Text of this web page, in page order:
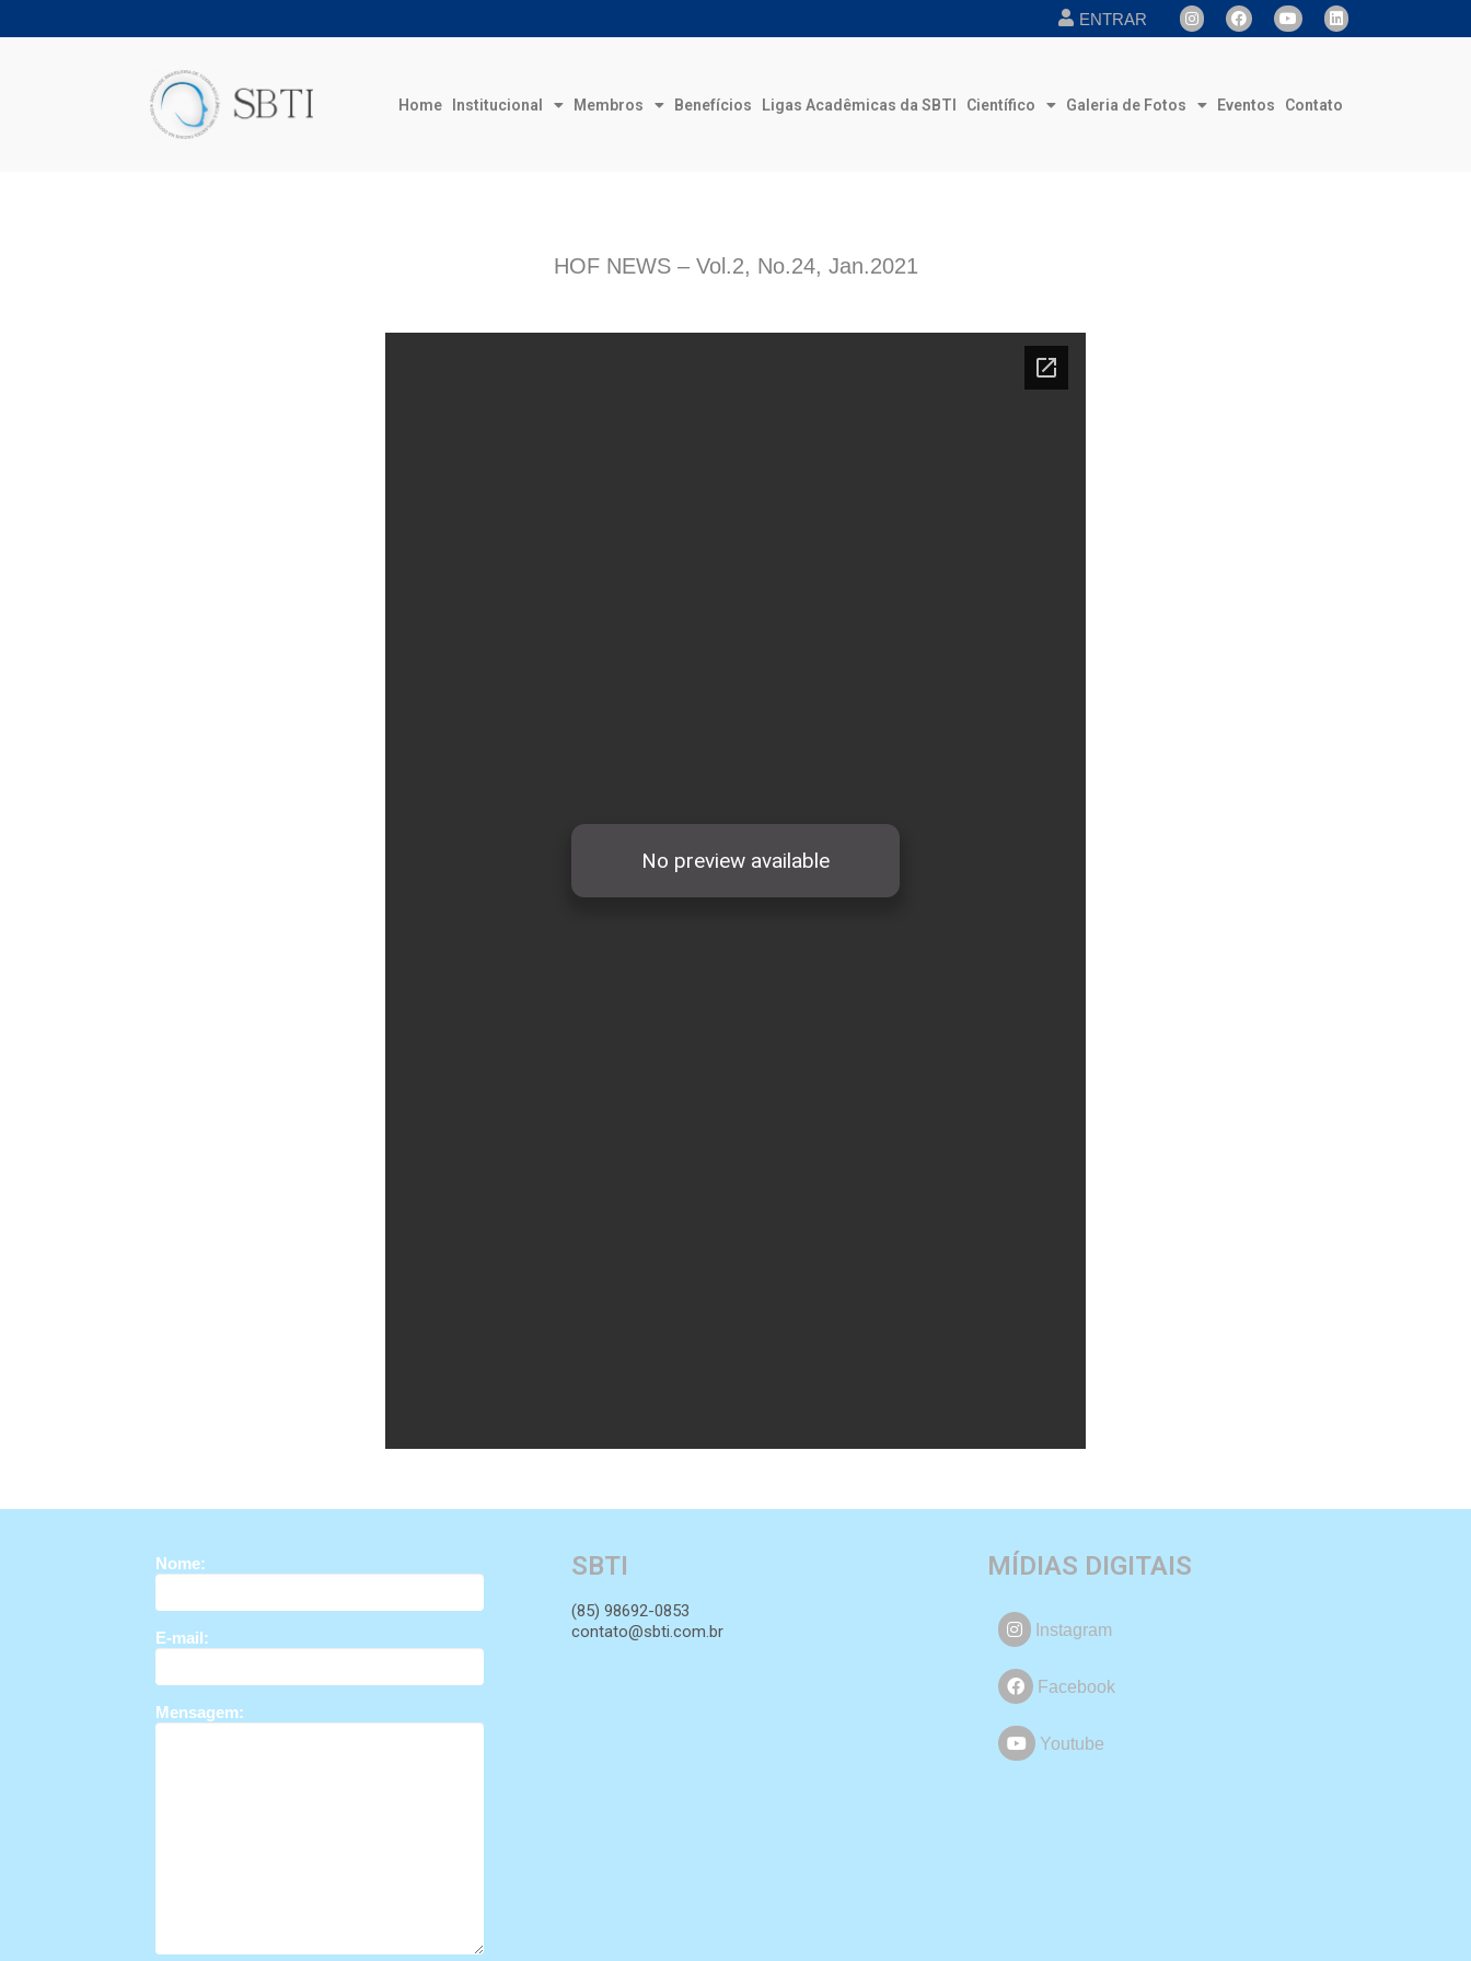
ENTRAR
Home Institucional Membros Benefícios Ligas Acadêmicas da SBTI Científico Galeria de Fotos Eventos Contato
HOF NEWS – Vol.2, No.24, Jan.2021
Nome:
E-mail:
Mensagem:
SBTI
(85) 98692-0853
contato@sbti.com.br
MÍDIAS DIGITAIS
Instagram
Facebook
Youtube